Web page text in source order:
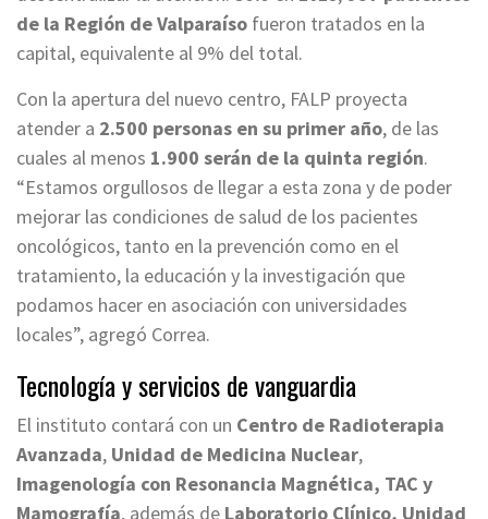
de la Región de Valparaíso fueron tratados en la
capital, equivalente al 9% del total.
Con la apertura del nuevo centro, FALP proyecta
atender a 2.500 personas en su primer año, de las
cuales al menos 1.900 serán de la quinta región.
“Estamos orgullosos de llegar a esta zona y de poder
mejorar las condiciones de salud de los pacientes
oncológicos, tanto en la prevención como en el
tratamiento, la educación y la investigación que
podamos hacer en asociación con universidades
locales”, agregó Correa.
Tecnología y servicios de vanguardia
El instituto contará con un Centro de Radioterapia
Avanzada, Unidad de Medicina Nuclear,
Imagenología con Resonancia Magnética, TAC y
Mamografía, además de Laboratorio Clínico, Unidad